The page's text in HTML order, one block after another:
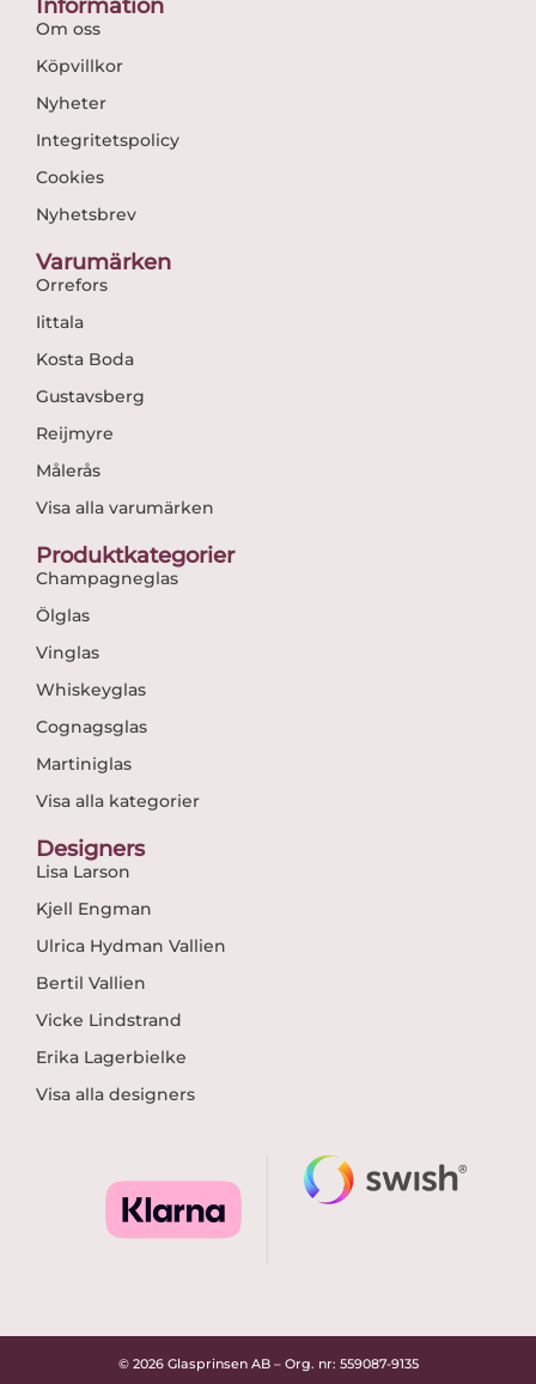
Information
Om oss
Köpvillkor
Nyheter
Integritetspolicy
Cookies
Nyhetsbrev
Varumärken
Orrefors
Iittala
Kosta Boda
Gustavsberg
Reijmyre
Målerås
Visa alla varumärken
Produktkategorier
Champagneglas
Ölglas
Vinglas
Whiskeyglas
Cognagsglas
Martiniglas
Visa alla kategorier
Designers
Lisa Larson
Kjell Engman
Ulrica Hydman Vallien
Bertil Vallien
Vicke Lindstrand
Erika Lagerbielke
Visa alla designers
© 2026 Glasprinsen AB – Org. nr: 559087-9135